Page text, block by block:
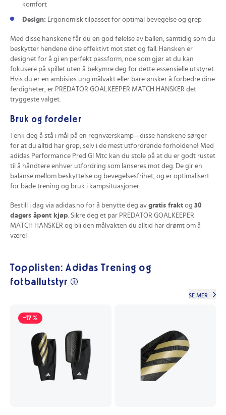
komfort
Design: Ergonomisk tilpasset for optimal bevegelse og grep
Med disse hanskene får du en god følelse av ballen, samtidig som du
beskytter hendene dine effektivt mot støt og fall. Hansken er
designet for å gi en perfekt passform, noe som gjør at du kan
fokusere på spillet uten å bekymre deg for dette essensielle utstyret.
Hvis du er en ambisiøs ung målvakt eller bare ønsker å forbedre dine
ferdigheter, er PREDATOR GOALKEEPER MATCH HANSKER det
tryggeste valget.
Bruk og fordeler
Tenk deg å stå i mål på en regnværskamp—disse hanskene sørger
for at du alltid har grep, selv i de mest utfordrende forholdene! Med
adidas Performance Pred Gl Mtc kan du stole på at du er godt rustet
til å håndtere enhver utfordring som lanseres mot deg. De gir en
balanse mellom beskyttelse og bevegelsesfrihet, og er optimalisert
for både trening og bruk i kampsituasjoner.
Bestill i dag via adidas.no for å benytte deg av gratis frakt og 30
dagers åpent kjøp. Sikre deg et par PREDATOR GOALKEEPER
MATCH HANSKER og bli den målvakten du alltid har drømt om å
være!
Topplisten: Adidas Trening og
fotballutstyr
SE MER
-17%